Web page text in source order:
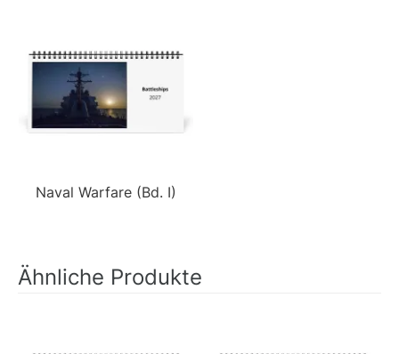
Naval Warfare (Bd. I)
Ähnliche Produkte